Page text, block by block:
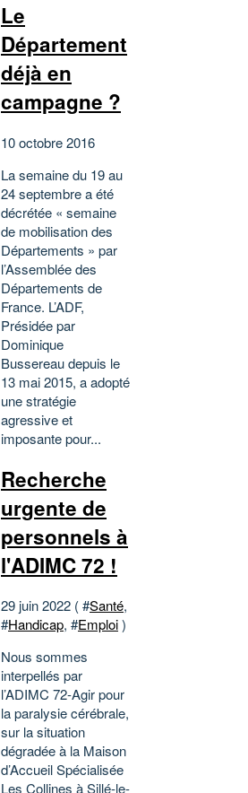
Le
Département
déjà en
campagne ?
10 octobre 2016
La semaine du 19 au
24 septembre a été
décrétée « semaine
de mobilisation des
Départements » par
l’Assemblée des
Départements de
France. L’ADF,
Présidée par
Dominique
Bussereau depuis le
13 mai 2015, a adopté
une stratégie
agressive et
imposante pour...
Recherche
urgente de
personnels à
l'ADIMC 72 !
29 juin 2022 ( #Santé,
#Handicap, #Emploi)
Nous sommes
interpellés par
l’ADIMC 72-Agir pour
la paralysie cérébrale,
sur la situation
dégradée à la Maison
d’Accueil Spécialisée
Les Collines à Sillé-le-